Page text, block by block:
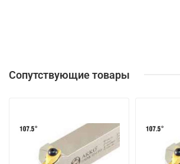
Сопутствующие товары